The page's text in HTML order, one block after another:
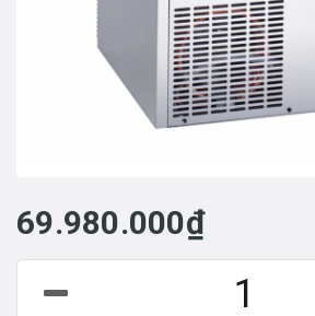
69.980.000₫